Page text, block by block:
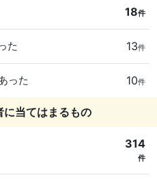
18件
た 13件
った 10件
に当てはまるもの
314
件